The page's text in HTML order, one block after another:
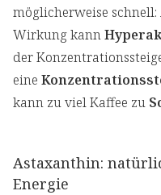
möglicherweise
Wirkung kann
der
eine
kann zu viel Kaffee zu
Astaxanthin:
Energie